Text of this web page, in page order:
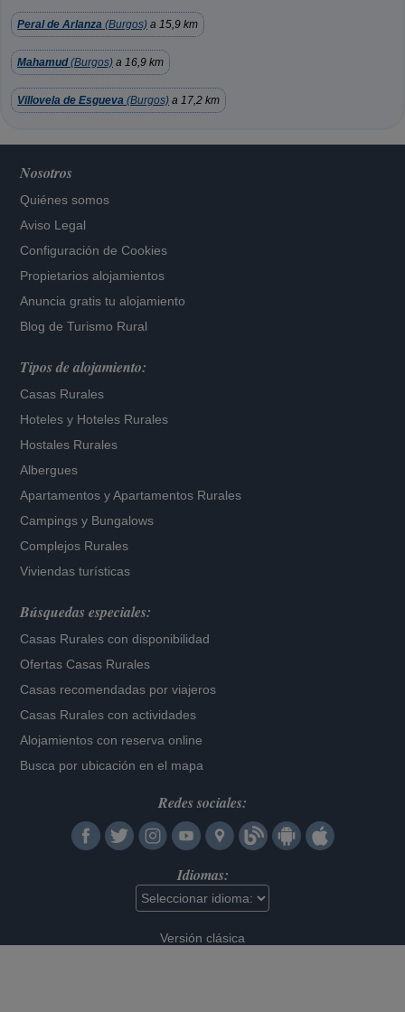
Peral de Arlanza (Burgos) a 15,9 km
Mahamud(Burgos) a 16,9 km
Villovela de Esgueva (Burgos) a 17,2 km
Nosotros
Quiénes somos
Aviso Legal
Configuración de Cookies
Propietarios alojamientos
Anuncia gratis tu alojamiento
Blog de Turismo Rural
Tipos de alojamiento:
Casas Rurales
Hoteles y Hoteles Rurales
Hostales Rurales
Albergues
Apartamentos yApartamentos Rurales
Campings y Bungalows
Complejos Rurales
Viviendas turísticas
Búsquedas especiales:
Casas Rurales con disponibilidad
Ofertas Casas Rurales
Casas recomendadas por viajeros
Casas Rurales con actividades
Alojamientos con reserva online
Busca por ubicación en el mapa
Redes sociales:
Idiomas:
Versión clásica